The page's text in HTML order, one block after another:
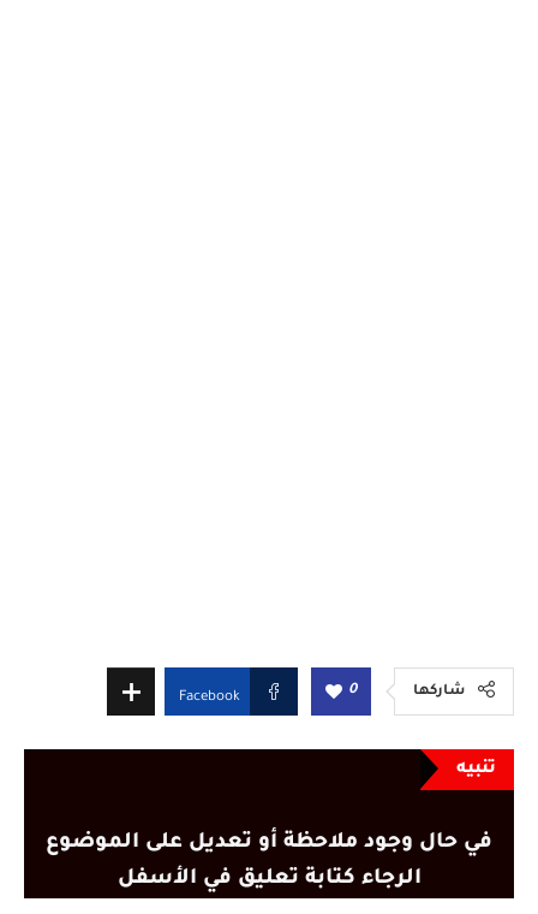
شاركها 0
Facebook
تنبيه
في حال وجود ملاحظة أو تعديل على الموضوع
الرجاء كتابة تعليق في الأسفل